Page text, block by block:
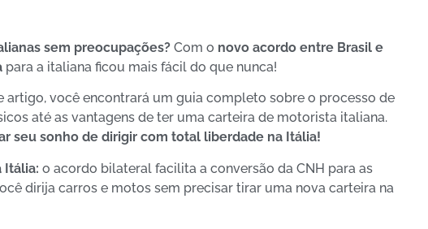
sem preocupações? Com o novo acordo entre Brasil e
para a italiana ficou mais fácil do que nunca!
artigo, você encontrará um guia completo sobre o processo de
até as vantagens de ter uma carteira de motorista italiana.
seu sonho de dirigir com total liberdade na Itália!
Itália: o acordo bilateral facilita a conversão da CNH para as
dirija carros e motos sem precisar tirar uma nova carteira na